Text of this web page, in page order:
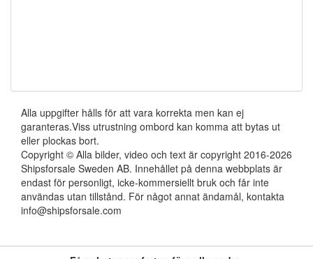
Alla uppgifter hålls för att vara korrekta men kan ej
garanteras.Viss utrustning ombord kan komma att bytas ut
eller plockas bort.
Copyright © Alla bilder, video och text är copyright 2016-2026
Shipsforsale Sweden AB. Innehållet på denna webbplats är
endast för personligt, icke-kommersiellt bruk och får inte
användas utan tillstånd. För något annat ändamål, kontakta
info@shipsforsale.com